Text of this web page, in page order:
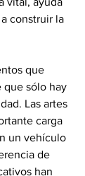
construir la
que
que sólo hay
Las artes
carga
un vehículo
de
han